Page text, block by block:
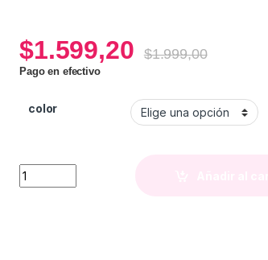
$1.599,20 $1.999,00
Pago en efectivo
color
Vinchas de Tela quantity